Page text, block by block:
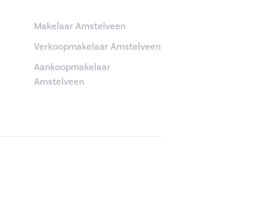
Makelaar Amstelveen
Verkoopmakelaar Amstelveen
Aankoopmakelaar
Amstelveen